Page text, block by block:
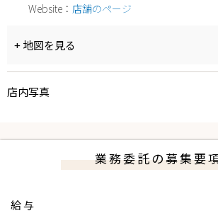
Website： 店舗のページ
+ 地図を見る
店内写真
業務委託の募集要
給与